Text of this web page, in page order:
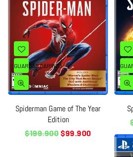
GUARDAR CARRITO
Spiderman Game of The Year
Edition
Precio
$199.900 $99.900